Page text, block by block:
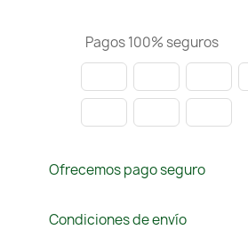
Pagos 100% seguros
Ofrecemos pago seguro
Condiciones de envío